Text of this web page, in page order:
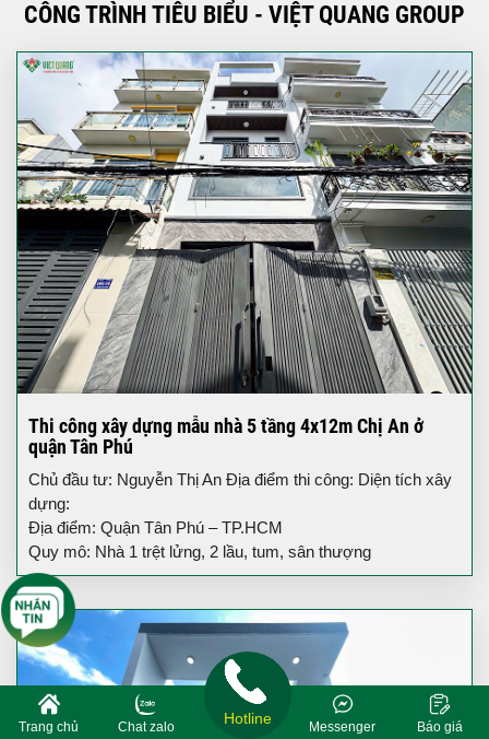
CÔNG TRÌNH TIÊU BIỂU - VIỆT QUANG GROUP
Thi công xây dựng mẫu nhà 5 tầng 4x12m Chị An ở
quận Tân Phú
Chủ đầu tư: Nguyễn Thị An Địa điểm thi công: Diện tích xây
dựng:
Địa điểm: Quận Tân Phú – TP.HCM
Quy mô: Nhà 1 trệt lửng, 2 lầu, tum, sân thượng
Trang chủ Chat zalo Báo giá
Messenger
Hotline